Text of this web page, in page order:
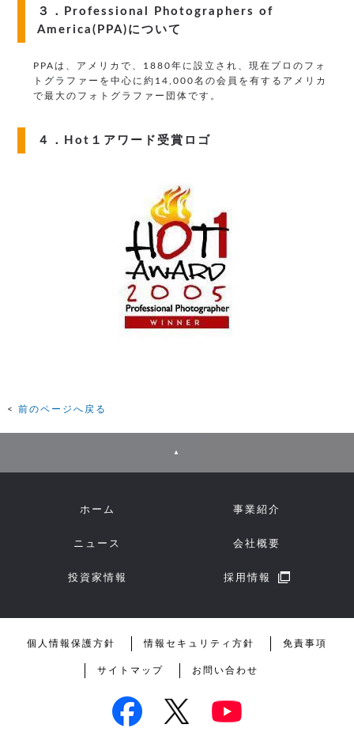
３．Professional Photographers of
America(PPA)について
PPAは、アメリカで、1880年に設立され、現在プロのフォ
トグラファーを中心に約14,000名の会員を有するアメリカ
で最大のフォトグラファー団体です。
４．Hot１アワード受賞ロゴ
前のページへ戻る
▲
ホーム 事業紹介
ニュース 会社概要
投資家情報 採用情報
個人情報保護方針 情報セキュリティ方針 免責事項
サイトマップ お問い合わせ